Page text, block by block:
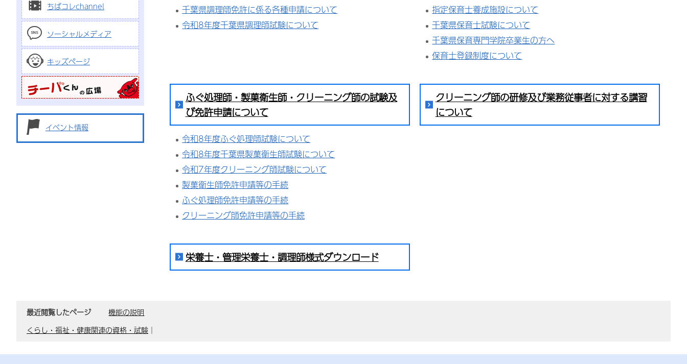
ちばコレchannel
ソーシャルメディア
キッズページ
イベント情報
千葉県調理師免許に係る各種申請について
令和8年度千葉県調理師試験について
指定保育士養成施設について
千葉県保育士試験について
千葉県保育専門学院卒業生の方へ
保育士登録制度について
ふぐ処理師・製菓衛生師・クリーニング師の試験及
び免許申請について
令和8年度ふぐ処理師試験について
令和8年度千葉県製菓衛生師試験について
令和7年度クリーニング師試験について
製菓衛生師免許申請等の手続
ふぐ処理師免許申請等の手続
クリーニング師免許申請等の手続
クリーニング師の研修及び業務従事者に対する講習
について
栄養士・管理栄養士・調理師様式ダウンロード
最近閲覧したページ
機能の説明
くらし・福祉・健康関連の資格・試験 ｜